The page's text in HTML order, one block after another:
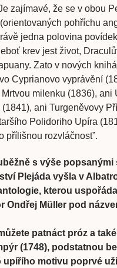
zajímavé, že se v obou
pohříchu
jedna polovina
krev jest život,
Zato v nových
Cyprianovo vyprávění
milenku (1836), ani
(1841), ani Turgeněvovy
Polidoriho Upíra
přílišnou rozvláčnost”.
s výše popsanými
Plejáda vyšla v
kterou
Ondřej Müller pod
patnáct próz a
(1748), podstatnou
upířího motivu poprvé